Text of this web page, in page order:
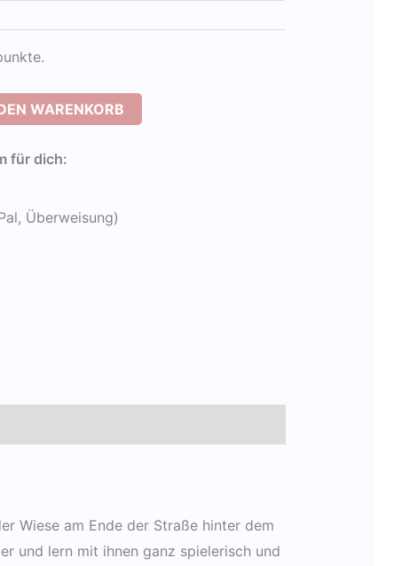
WARENKORB
für dich:
Überweisung)
Wiese am Ende der Straße hinter dem
und lern mit ihnen ganz spielerisch und